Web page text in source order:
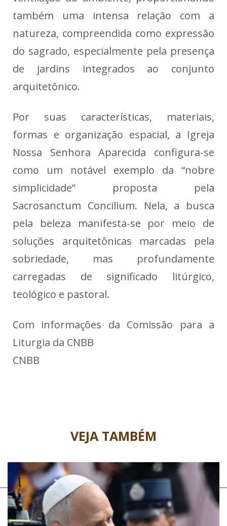
também uma intensa relação com a
natureza, compreendida como expressão
do sagrado, especialmente pela presença
de jardins integrados ao conjunto
arquitetônico.
Por suas características, materiais,
formas e organização espacial, a Igreja
Nossa Senhora Aparecida configura-se
como um notável exemplo da “nobre
simplicidade” proposta pela
Sacrosanctum Concilium. Nela, a busca
pela beleza manifesta-se por meio de
soluções arquitetônicas marcadas pela
sobriedade, mas profundamente
carregadas de significado litúrgico,
teológico e pastoral.
Com informações da Comissão para a
Liturgia da CNBB
CNBB
VEJA TAMBÉM